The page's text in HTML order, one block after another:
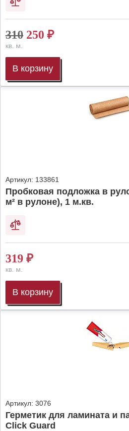
310 250 ₽
кв. м.
В корзину
Артикул: 133861
Пробковая подложка в
м² в рулоне), 1 м.кв.
319 ₽
кв. м.
В корзину
Артикул: 3076
Герметик для ламината и
Click Guard